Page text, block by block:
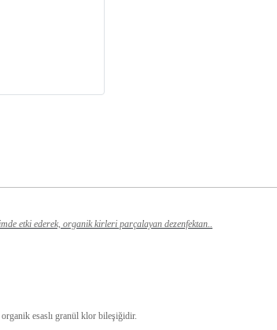
etki ederek, organik kirleri parçalayan dezenfektan..
esaslı granül klor bileşiğidir.